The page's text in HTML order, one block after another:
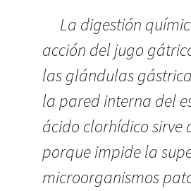
La digestión
acción del jugo
las glándulas
la pared interna del
ácido clorhídico sirve
porque impide la
microorganismos